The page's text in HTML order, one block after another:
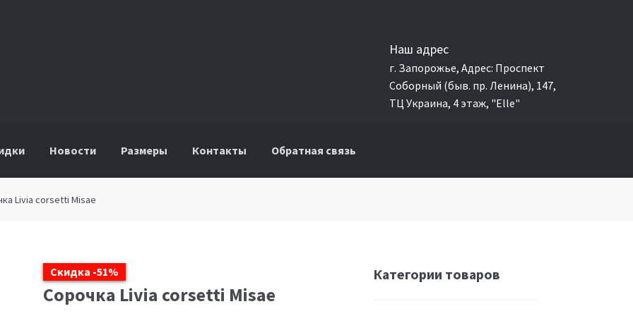
Наш адрес
г. Запорожье, Адрес: Проспект
Соборный (быв. пр. Ленина), 147,
ТЦ Украина, 4 этаж, "Elle"
Новости Размеры Контакты Обратная связь
Livia corsetti Misae
Скидка -51%
Сорочка Livia corsetti Misae
Категории товаров